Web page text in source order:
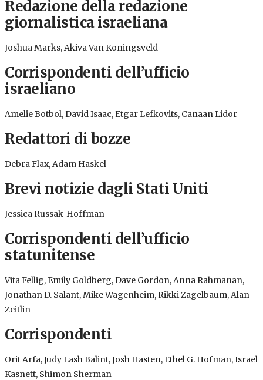
Redazione della redazione
giornalistica israeliana
Joshua Marks, Akiva Van Koningsveld
Corrispondenti dell’ufficio
israeliano
Amelie Botbol, David Isaac, Etgar Lefkovits, Canaan Lidor
Redattori di bozze
Debra Flax, Adam Haskel
Brevi notizie dagli Stati Uniti
Jessica Russak-Hoffman
Corrispondenti dell’ufficio
statunitense
Vita Fellig, Emily Goldberg, Dave Gordon, Anna Rahmanan,
Jonathan D. Salant, Mike Wagenheim, Rikki Zagelbaum, Alan
Zeitlin
Corrispondenti
Orit Arfa, Judy Lash Balint, Josh Hasten, Ethel G. Hofman, Israel
Kasnett, Shimon Sherman